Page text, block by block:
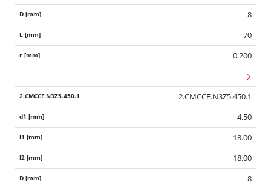
8
70
0.200
2.CMCCF.N3Z5.450.1
4.50
18.00
18.00
8